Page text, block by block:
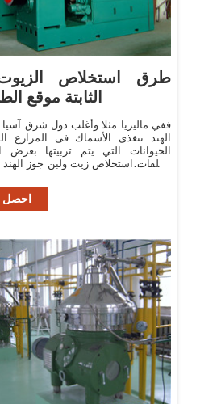
طرق استخلاص الزيوت
الثابتة موقع
الهند تتغذى الأسماك فى المزارع
الحيوانات التي يتم تربيتها
مخلفات استخلاص زيت ولبن جوز
احصل